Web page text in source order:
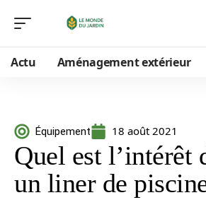
Actu Aménagement extérieur
Équipement 18 août 2021
Quel est l’intérêt
un liner de